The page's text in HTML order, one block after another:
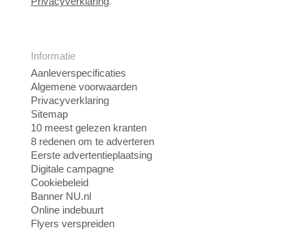
Informatie
Aanleverspecificaties
Algemene voorwaarden
Privacyverklaring
Sitemap
10 meest gelezen kranten
8 redenen om te adverteren
Eerste advertentieplaatsing
Digitale campagne
Cookiebeleid
Banner NU.nl
Online indebuurt
Flyers verspreiden